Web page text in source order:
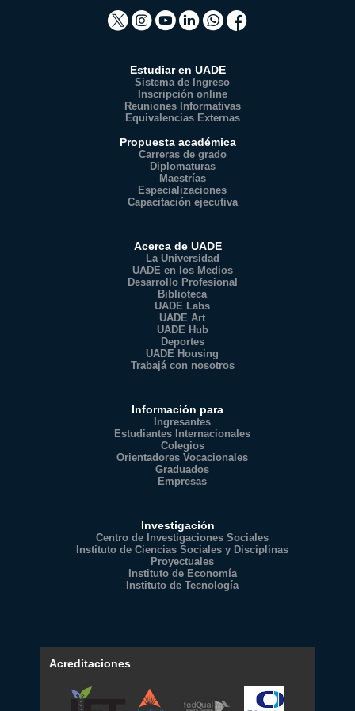
Estudiar en UADE
Sistema de Ingreso
Inscripción online
Reuniones Informativas
Equivalencias Externas
Propuesta académica
Carreras de grado
Diplomaturas
Maestrías
Especializaciones
Capacitación ejecutiva
Acerca de UADE
La Universidad
UADE en los Medios
Desarrollo Profesional
Biblioteca
UADE Labs
UADE Art
UADE Hub
Deportes
UADE Housing
Trabajá con nosotros
Información para
Ingresantes
Estudiantes Internacionales
Colegios
Orientadores Vocacionales
Graduados
Empresas
Investigación
Centro de Investigaciones Sociales
Instituto de Ciencias Sociales y Disciplinas
Proyectuales
Instituto de Economía
Instituto de Tecnología
Acreditaciones